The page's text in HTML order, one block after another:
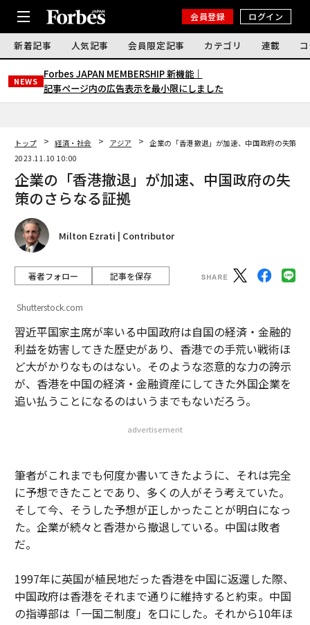
会員登録 ログイン
新着記事 人気記事 会員限定記事 カテゴリ 連載
NEWS
Forbes JAPAN MEMBERSHIP 新機能｜
記事ページ内の広告表示を最小限にしました
トップ 経済・社会 アジア
企業の「香港撤退」が加速、中国政府の失策の
2023.11.10 10:00
企業の「香港撤退」が加速、中国政府の失
策のさらなる証拠
Milton Ezrati | Contributor
著者フォロー 記事を保存
Shutterstock.com
習近平国家主席が率いる中国政府は自国の経済・金融的
利益を妨害してきた歴史があり、香港での手荒い戦術ほ
ど大がかりなものはない。そのような恣意的な力の誇示
が、香港を中国の経済・金融資産にしてきた外国企業を
追い払うことになるのはいうまでもないだろう。
advertisement
筆者がこれまでも何度か書いてきたように、それは完全
に予想できたことであり、多くの人がそう考えていた。
そして今、そうした予想が正しかったことが明白になっ
た。企業が続々と香港から撤退している。中国は敗者
だ。
1997年に英国が植民地だった香港を中国に返還した際、
中国政府は香港をそれまで通りに維持すると約束。中国
の指導部は「一国二制度」を口にした。それから10年ほ